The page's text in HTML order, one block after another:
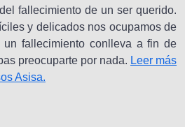
fallecimiento de un ser querido.
y delicados nos ocupamos de
un fallecimiento conlleva a fin de
preocuparte por nada. Leer más
Asisa.